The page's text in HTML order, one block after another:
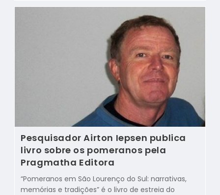
Pesquisador Airton Iepsen publica
livro sobre os pomeranos pela
Pragmatha Editora
“Pomeranos em São Lourenço do Sul: narrativas,
memórias e tradições” é o livro de estreia do